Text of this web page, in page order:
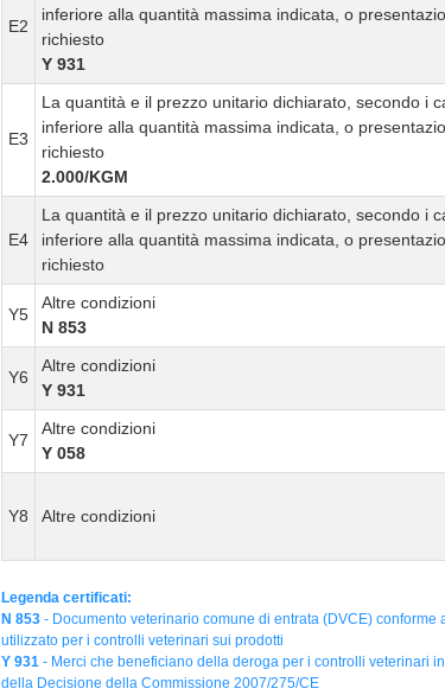
E2
inferiore alla quantità massima indicata, o
richiesto
Y 931
E3
La quantità e il prezzo unitario dichiarato, secondo i
inferiore alla quantità massima indicata, o
richiesto
2.000/KGM
E4
La quantità e il prezzo unitario dichiarato, secondo i
inferiore alla quantità massima indicata, o
richiesto
Y5
Altre condizioni
N 853
Y6
Altre condizioni
Y 931
Y7
Altre condizioni
Y 058
Y8 Altre condizioni
Legenda certificati:
N 853 - Documento veterinario comune di entrata (DVCE)
utilizzato per i controlli veterinari sui prodotti
Y 931 - Merci che beneficiano della deroga per i controlli veterinari
della Decisione della Commissione 2007/275/CE